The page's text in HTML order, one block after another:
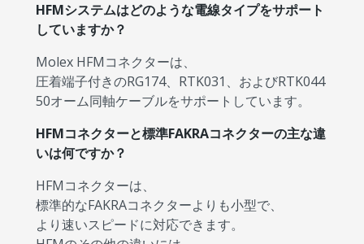
HFMシステムはどのような電線タイプをサポート
していますか？
Molex HFMコネクターは、
圧着端子付きのRG174、RTK031、およびRTK044
50オーム同軸ケーブルをサポートしています。
HFMコネクターと標準FAKRAコネクターの主な違
いは何ですか？
HFMコネクターは、
標準的なFAKRAコネクターよりも小型で、
より速いスピードに対応できます。